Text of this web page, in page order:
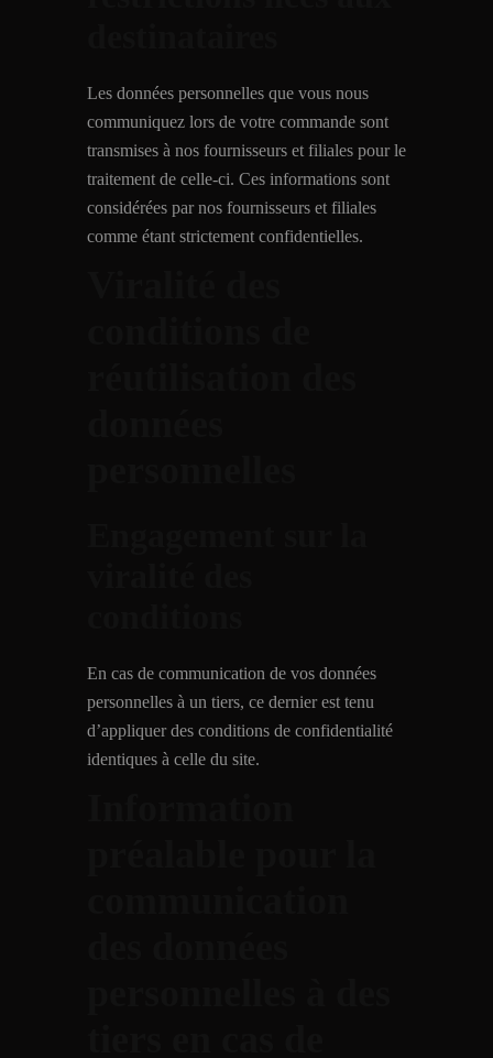
Les données personnelles que vous nous
communiquez lors de votre commande sont
transmises à nos fournisseurs et filiales pour le
traitement de celle-ci. Ces informations sont
considérées par nos fournisseurs et filiales
comme étant strictement confidentielles.
En cas de communication de vos données
personnelles à un tiers, ce dernier est tenu
d’appliquer des conditions de confidentialité
identiques à celle du site.